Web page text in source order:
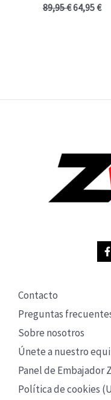
89,95€64,95€
Contacto
Preguntas
Sobre nosotros
Únete a nuestro
Panel de Embajador
Política de cookies